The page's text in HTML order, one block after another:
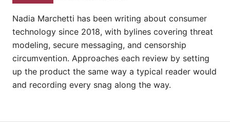
Nadia Marchetti has been writing about consumer
technology since 2018, with bylines covering threat
modeling, secure messaging, and censorship
circumvention. Approaches each review by setting
up the product the same way a typical reader would
and recording every snag along the way.